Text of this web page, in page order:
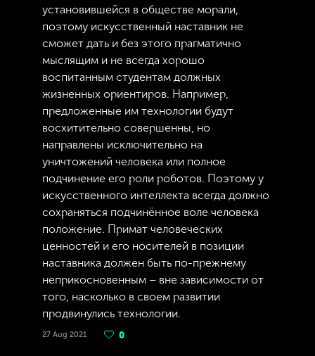
установившейся в обществе морали,
поэтому искусственный наставник не
сможет дать и без этого прагматично
мыслящим и не всегда хорошо
воспитанным студентам должных
жизненных ориентиров. Например,
предложенные им технологии будут
восхитительно совершенны, но
направлены исключительно на
уничтожений человека или полное
подчинение его роли роботов. Поэтому у
искусственного интеллекта всегда должно
сохраняться подчинённое воле человека
положение. Примат человеческих
ценностей и его носителей в позиции
наставника должен быть по-прежнему
неприкосновенным – вне зависимости от
того, насколько в своем развитии
продвинулись технологии.
27 Aug 2021 0